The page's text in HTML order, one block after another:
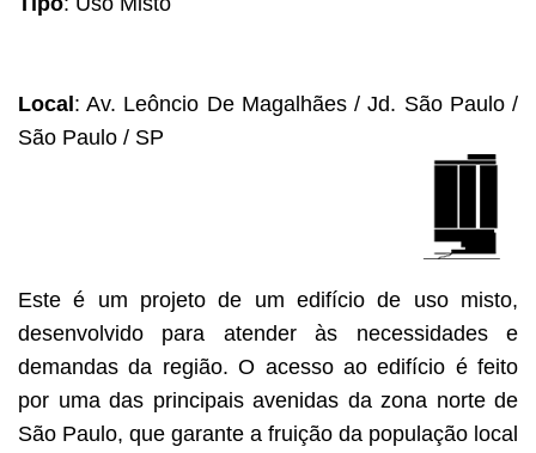
Local : Av. Leôncio De Magalhães / Jd. São Paulo /
São Paulo / SP
Este é um projeto de um edifício de uso misto,
desenvolvido para atender às necessidades e
demandas da região. O acesso ao edifício é feito
por uma das principais avenidas da zona norte de
São Paulo, que garante a fruição da população local